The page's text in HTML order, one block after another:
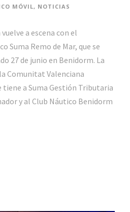
MÓVIL, NOTICIAS
a escena con el
Suma Remo de Mar, que se
27 de junio en Benidorm. La
Comunitat Valenciana
tiene a Suma Gestión Tributaria
y al Club Náutico Benidorm